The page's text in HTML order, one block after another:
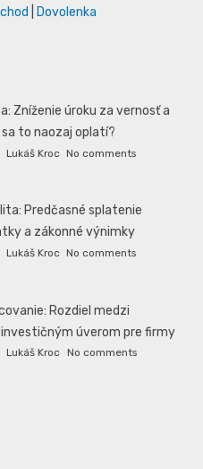
Dovolenka
Zníženie úroku za vernosť a
to naozaj oplatí?
Lukáš Kroc No comments
Predčasné splatenie
a zákonné výnimky
Lukáš Kroc No comments
Rozdiel medzi
úverom pre firmy
Lukáš Kroc No comments